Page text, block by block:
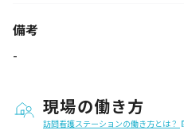
備考
-
現場の働き方
訪問看護ステーションの働き方とは？